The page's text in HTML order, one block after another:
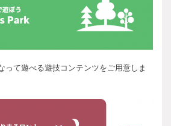
って遊べる遊技コンテンツをご用意しま